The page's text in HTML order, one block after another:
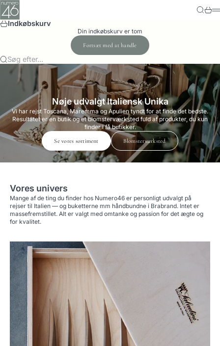
Spring til indhold
Numero-46 SøgKurv
Indkøbskurv
Din indkøbskurv er tom
Fortsæt med at handle
Søg efter...
Nøje udvalgt Italiensk Unika
Vi har rejst Toscana, Maremma og Apulien tyndt for at finde det bedste.
Resultatet er en butik og et blomsterværksted fuld af produkter, du kun
finder i få butikker.
Se vores sortiment Blomsterværksted
Vores univers
Mange af de ting du finder hos Numero46 er personligt udvalgt på
rejser til Italien — og buketterne mm håndbundne i Brabrand. Intet er
massefremstillet. Alt er valgt med omtanke og passion for det ægte og
for kvalitet.